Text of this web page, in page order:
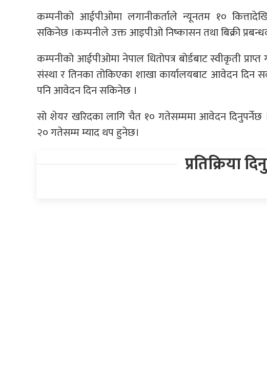
कम्पनीको आईपीओमा लगानीकर्ताले न्यूनतम १०
सकिनेछ ।कम्पनीले उक्त आइपीओ निष्कासन तथा बिक्री
कम्पनीको आईपीओमा नेपाल धितोपत्र बोर्डबाट स्वीकृती
संस्था र तिनका तोकिएका शाखा कार्यालयबाट आवेदन
पनि आवेदन दिन सकिनेछ ।
सो शेयर खरिदका लागि चैत १० गतेसम्ममा आवेदन दिनुपर्नेछ
२० गतेसम्म म्याद थप हुनेछ।
प्रतिक्रिया